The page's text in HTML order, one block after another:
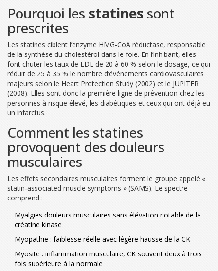
Pourquoi les statines sont
prescrites
Les statines ciblent l’enzyme HMG‑CoA réductase, responsable
de la synthèse du cholestérol dans le foie. En l’inhibant, elles
font chuter les taux de LDL de 20 à 60 % selon le dosage, ce qui
réduit de 25 à 35 % le nombre d’événements cardiovasculaires
majeurs selon le Heart Protection Study (2002) et le JUPITER
(2008). Elles sont donc la première ligne de prévention chez les
personnes à risque élevé, les diabétiques et ceux qui ont déjà eu
un infarctus.
Comment les statines
provoquent des douleurs
musculaires
Les effets secondaires musculaires forment le groupe appelé «
statin‑associated muscle symptoms » (SAMS). Le spectre
comprend :
Myalgies douleurs musculaires sans élévation notable de la
créatine kinase
Myopathie : faiblesse réelle avec légère hausse de la CK
Myosite : inflammation musculaire, CK souvent deux à trois
fois supérieure à la normale